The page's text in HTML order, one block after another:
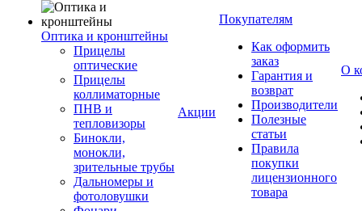
Оптика и кронштейны
Прицелы
оптические
Прицелы
коллиматорные
ПНВ и
тепловизоры
Бинокли,
монокли,
зрительные трубы
Дальномеры и
фотоловушки
Акции
Покупателям
Как оформить
заказ
Гарантия и
возврат
Производители
Полезные
статьи
Правила
покупки
лицензионного
товара
О